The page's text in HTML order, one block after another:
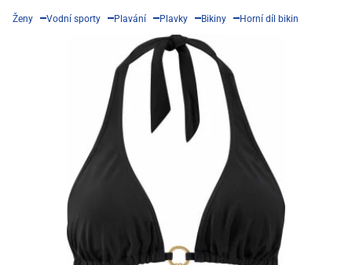
Ženy Vodní sporty Plavání Plavky Bikiny Horní díl bikin